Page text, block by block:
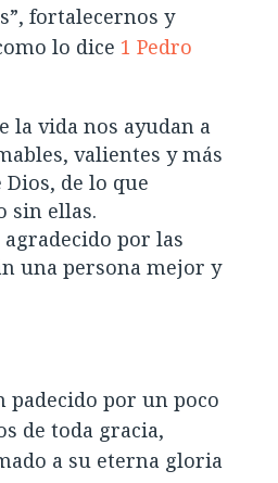
fortalecernos y
lo dice 1 Pedro
la vida nos ayudan a
valientes y más
de lo que
sin ellas.
por las
una persona mejor y
padecido por un poco
de toda gracia,
a su eterna gloria